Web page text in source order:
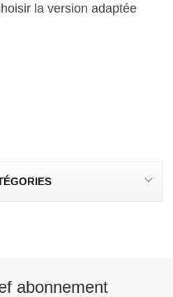
la version adaptée
abonnement